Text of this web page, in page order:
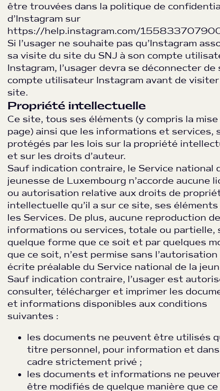
être trouvées dans la politique de
d’Instagram sur
https://help.instagram.com/
Si l’usager ne souhaite pas qu’Instagram
sa visite du site du SNJ à son compte
Instagram, l’usager devra se déconnecter de
compte utilisateur Instagram avant de
site.
Propriété intellectuelle
Ce site, tous ses éléments (y compris la mise
page) ainsi que les informations et services,
protégés par les lois sur la propriété
et sur les droits d’auteur.
Sauf indication contraire, le Service national
jeunesse de Luxembourg n’accorde aucune
ou autorisation relative aux droits de
intellectuelle qu’il a sur ce site, ses éléments
les Services. De plus, aucune reproduction
informations ou services, totale ou partielle,
quelque forme que ce soit et par quelques
que ce soit, n’est permise sans l’autorisation
écrite préalable du Service national de la
Sauf indication contraire, l’usager est
consulter, télécharger et imprimer les
et informations disponibles aux conditions
suivantes :
les documents ne peuvent être utilisés
titre personnel, pour information et
cadre strictement privé ;
les documents et informations ne
être modifiés de quelque manière que